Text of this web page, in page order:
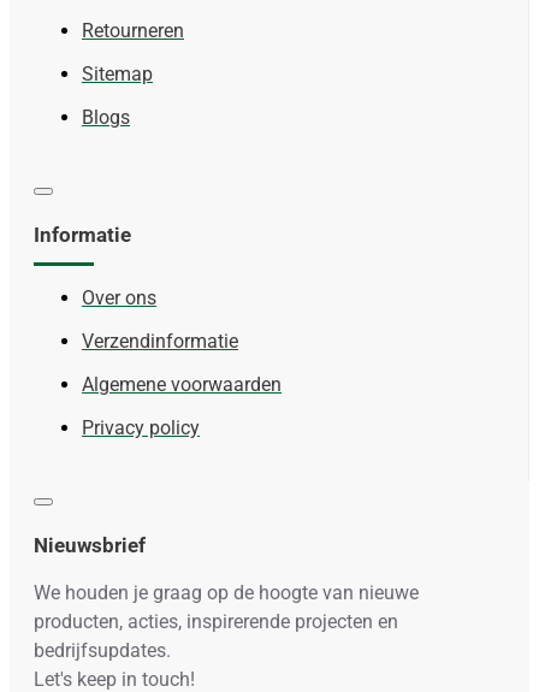
Retourneren
Sitemap
Blogs
Informatie
Over ons
Verzendinformatie
Algemene voorwaarden
Privacy policy
Nieuwsbrief
We houden je graag op de hoogte van nieuwe
producten, acties, inspirerende projecten en
bedrijfsupdates.
Let's keep in touch!